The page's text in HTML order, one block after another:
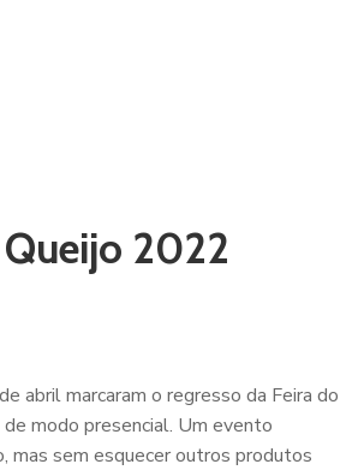
2022
abril marcaram o regresso da Feira do
modo presencial. Um evento
mas sem esquecer outros produtos